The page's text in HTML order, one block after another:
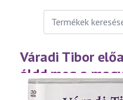
Keresés
következőre:
Váradi Tibor
áldd meg a
(2003.03.21.)